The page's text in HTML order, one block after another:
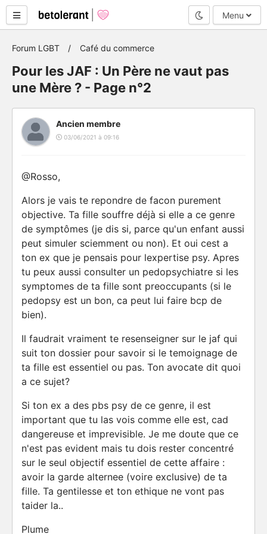
Mode nuit
Menu
Forum LGBT Café du commerce
Pour les JAF : Un Père ne vaut pas
une Mère ? - Page n°2
Ancien membre
03/06/2021 à 09:16
@Rosso,
Alors je vais te repondre de facon purement
objective. Ta fille souffre déjà si elle a ce genre
de symptômes (je dis si, parce qu'un enfant aussi
peut simuler sciemment ou non). Et oui cest a
ton ex que je pensais pour lexpertise psy. Apres
tu peux aussi consulter un pedopsychiatre si les
symptomes de ta fille sont preoccupants (si le
pedopsy est un bon, ca peut lui faire bcp de
bien).
Il faudrait vraiment te resenseigner sur le jaf qui
suit ton dossier pour savoir si le temoignage de
ta fille est essentiel ou pas. Ton avocate dit quoi
a ce sujet?
Si ton ex a des pbs psy de ce genre, il est
important que tu las vois comme elle est, cad
dangereuse et imprevisible. Je me doute que ce
n'est pas evident mais tu dois rester concentré
sur le seul objectif essentiel de cette affaire :
avoir la garde alternee (voire exclusive) de ta
fille. Ta gentilesse et ton ethique ne vont pas
taider la..
Plume